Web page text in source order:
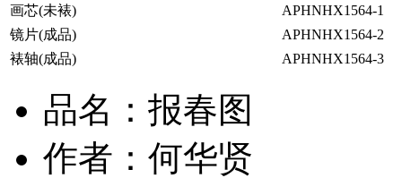
画芯(未裱)
APHNHX1564-1
镜片(成品)
APHNHX1564-2
裱轴(成品)
APHNHX1564-3
品名：报春图
作者：何华贤